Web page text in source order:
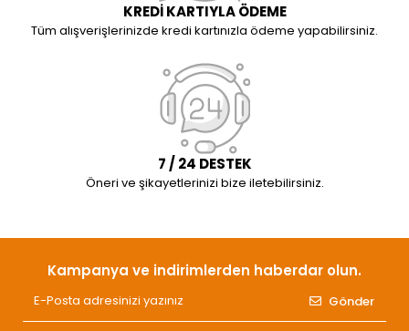
KREDİ KARTIYLA ÖDEME
Tüm alışverişlerinizde kredi kartınızla ödeme yapabilirsiniz.
7 / 24 DESTEK
Öneri ve şikayetlerinizi bize iletebilirsiniz.
Kampanya ve indirimlerden haberdar olun.
Gönder